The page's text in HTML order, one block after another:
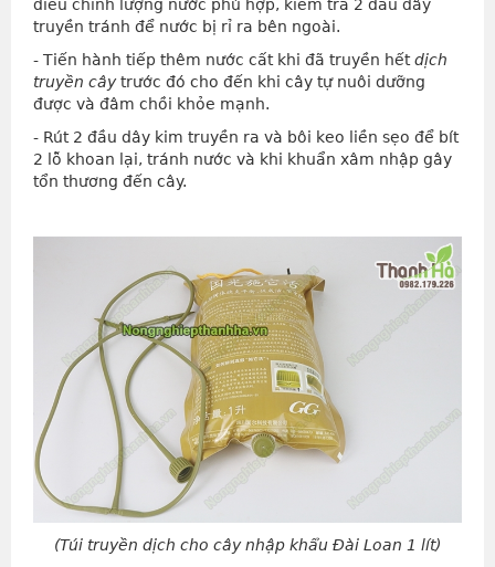
điều chỉnh lượng nước phù hợp, kiểm tra 2 đầu dây
truyền tránh để nước bị rỉ ra bên ngoài.
- Tiến hành tiếp thêm nước cất khi đã truyền hếtdịch
truyền câytrước đó cho đến khi cây tự nuôi dưỡng
được và đâm chồi khỏe mạnh.
- Rút 2 đầu dây kim truyền ra và bôi keo liền sẹo để bít
2 lỗ khoan lại, tránh nước và khi khuẩn xâm nhập gây
tổn thương đến cây.
(Túi truyền dịch cho cây nhập khẩu Đài Loan 1 lít)